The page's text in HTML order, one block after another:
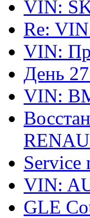
VIN:
Re:
VIN:
День
VIN:
Service
VIN:
GLE